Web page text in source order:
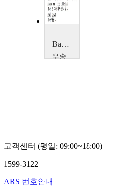
Basic English Grammar 기초영문법
우송
고객센터 (평일: 09:00~18:00)
1599-3122
ARS 번호안내